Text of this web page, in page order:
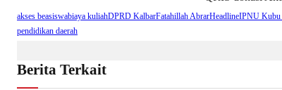
akses beasiswabiaya kuliahDPRD KalbarFatahillah AbrarHeadlineIPNU Kubu
pendidikan daerah
Berita Terkait